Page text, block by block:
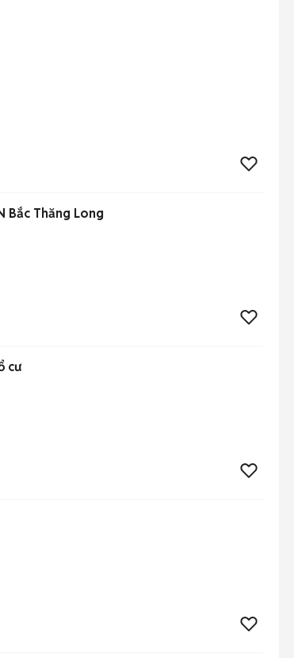
Bắc Thăng Long
cư